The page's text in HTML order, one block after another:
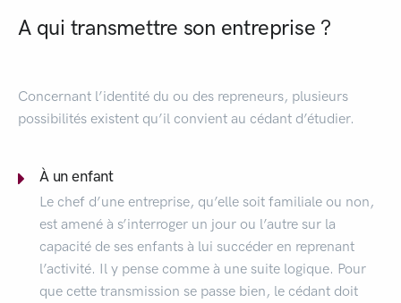
A qui transmettre son entreprise ?
Concernant l’identité du ou des repreneurs, plusieurs
possibilités existent qu’il convient au cédant d’étudier.
À un enfant
Le chef d’une entreprise, qu’elle soit familiale ou non,
est amené à s’interroger un jour ou l’autre sur la
capacité de ses enfants à lui succéder en reprenant
l’activité. Il y pense comme à une suite logique. Pour
que cette transmission se passe bien, le cédant doit